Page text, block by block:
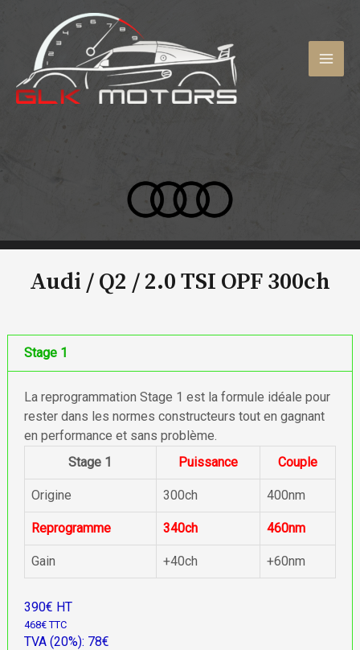
contenu
Audi / Q2 /2.0 TSI OPF 300ch
Stage 1
La reprogrammation Stage 1 est la formule idéale pour
rester dans les normes constructeurs tout en gagnant
en performance et sans problème.
Stage 1
Puissance Couple
Origine 300ch 400nm
Reprogramme 340ch 460nm
Gain +40ch +60nm
390€ HT
468€ TTC
TVA (20%): 78€